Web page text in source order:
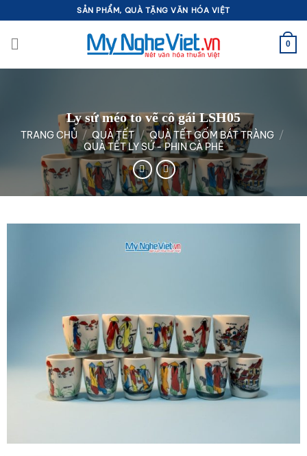
qua
nội
SẢN PHẨM, QUÀ TẶNG VĂN HÓA VIỆT
0
Ly sứ méo to vẽ cô gái LSH05
TRANG CHỦ / QUÀ TẾT / QUÀ TẾT GỐM BÁT TRÀNG /
QUÀ TẾT LY SỨ - PHIN CÀ PHÊ